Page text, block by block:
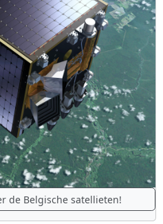
de Belgische satellieten!